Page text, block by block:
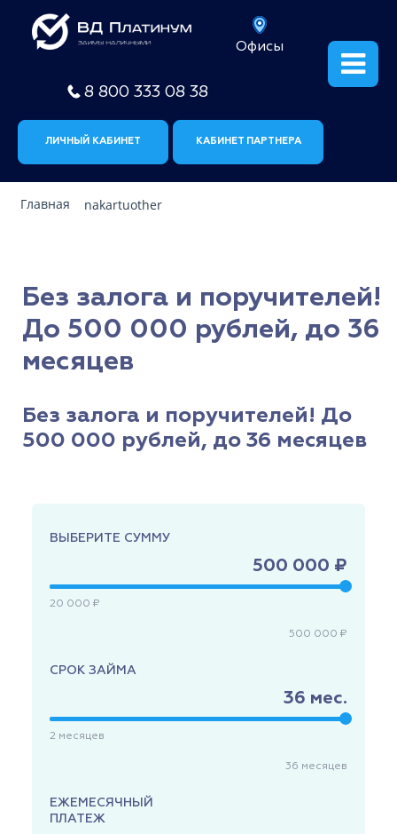
Офисы
8 800 333 08 38
ЛИЧНЫЙ КАБИНЕТ КАБИНЕТ ПАРТНЕРА
Главная nakartuother
Без залога и поручителей!
До 500 000 рублей, до 36
месяцев
Без залога и поручителей! До
500 000 рублей, до 36 месяцев
ВЫБЕРИТЕ СУММУ
500 000 ₽
20 000 ₽
500 000 ₽
СРОК ЗАЙМА
36 мес.
2 месяцев
36 месяцев
ЕЖЕМЕСЯЧНЫЙ
ПЛАТЕЖ